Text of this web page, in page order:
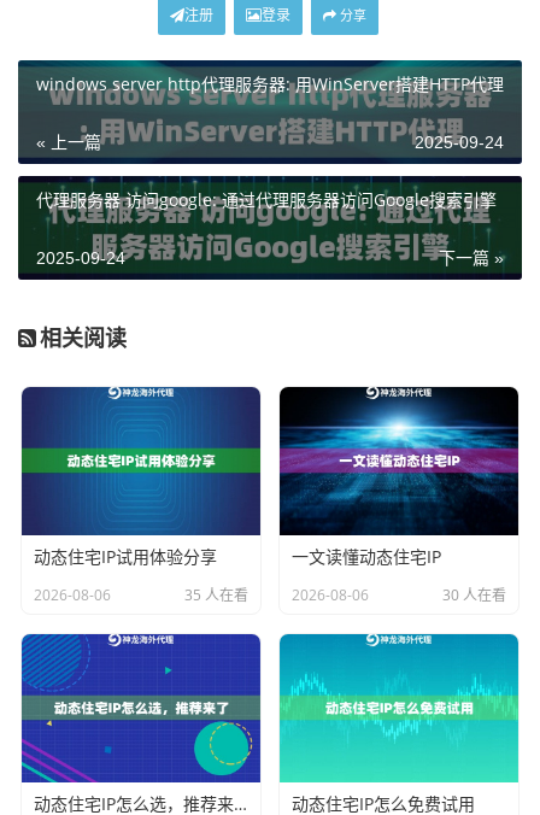
规则选择是否走代理 - 适合混合使用环境
理，部分）
二、什么时候该切换模式？
用神龙海外代理IP时特别注意：
推荐模式
操作要点
批量注册账
「无」模式+手动配
每个账号绑定独
多平台数据
保持IP地址稳定
三、神龙代理的独家适配技巧
个代理服务打架3. 用神龙客户端自动配置→ 他们家客户
端能自动识别最佳代理模式
这里要夸下 神龙海外代理IP 的独门绝技： - 支持socks5/
http双协议
切换 - 提供动态端口映射
测试工具
注册 登录 分享
windows server http代理服务器: 用WinServer搭建HTTP代理
« 上一篇 2025-09-24
代理服务器 访问google: 通过代理服务器访问Google搜索引擎
下一篇 »
2025-09-24
相关阅读
动态住宅IP试用体验分享
2026-08-06 35 人在看
一文读懂动态住宅IP
2026-08-06 30 人在看
动态住宅IP怎么选，推荐来了 动态住宅IP怎么免费试用